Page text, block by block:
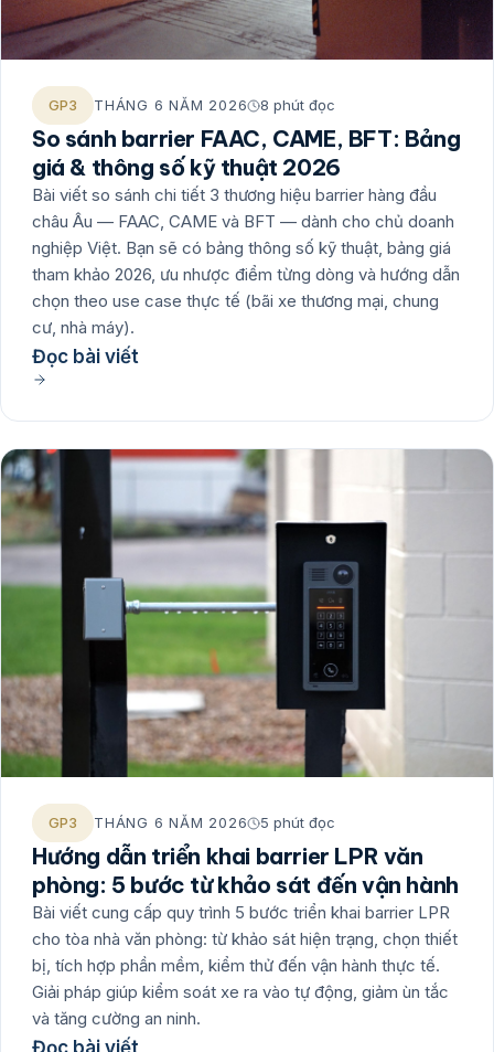
GP3 THÁNG 6 NĂM 2026 8 phút đọc
So sánh barrier FAAC, CAME, BFT: Bảng
giá & thông số kỹ thuật 2026
Bài viết so sánh chi tiết 3 thương hiệu barrier hàng đầu
châu Âu — FAAC, CAME và BFT — dành cho chủ doanh
nghiệp Việt. Bạn sẽ có bảng thông số kỹ thuật, bảng giá
tham khảo 2026, ưu nhược điểm từng dòng và hướng dẫn
chọn theo use case thực tế (bãi xe thương mại, chung
cư, nhà máy).
Đọc bài viết
GP3 THÁNG 6 NĂM 2026 5 phút đọc
Hướng dẫn triển khai barrier LPR văn
phòng: 5 bước từ khảo sát đến vận hành
Bài viết cung cấp quy trình 5 bước triển khai barrier LPR
cho tòa nhà văn phòng: từ khảo sát hiện trạng, chọn thiết
bị, tích hợp phần mềm, kiểm thử đến vận hành thực tế.
Giải pháp giúp kiểm soát xe ra vào tự động, giảm ùn tắc
và tăng cường an ninh.